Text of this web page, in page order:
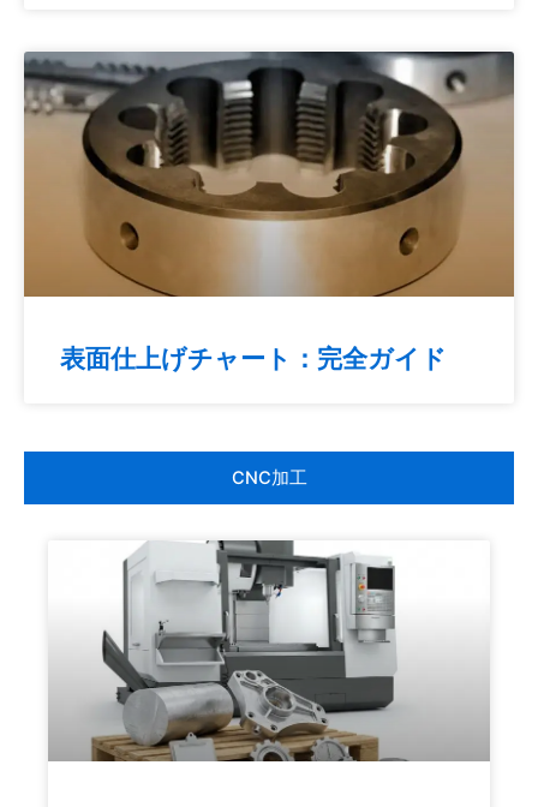
表面仕上げチャート：完全ガイド
CNC加工